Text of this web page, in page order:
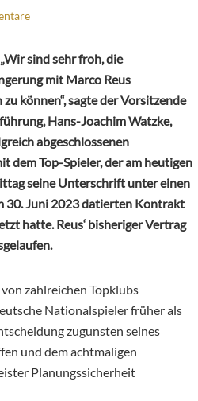
sind sehr froh, die
mit Marco Reus
können“, sagte der Vorsitzende
Hans-Joachim Watzke,
abgeschlossenen
dem Top-Spieler, der am heutigen
seine Unterschrift unter einen
30. Juni 2023 datierten Kontrakt
hatte. Reus‘ bisheriger Vertrag
zahlreichen Topklubs
Nationalspieler früher als
zugunsten seines
und dem achtmaligen
Planungssicherheit